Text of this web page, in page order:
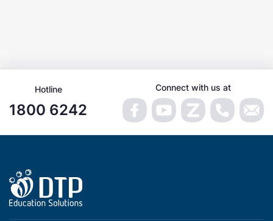
Hotline
1800 6242
Connect with us at